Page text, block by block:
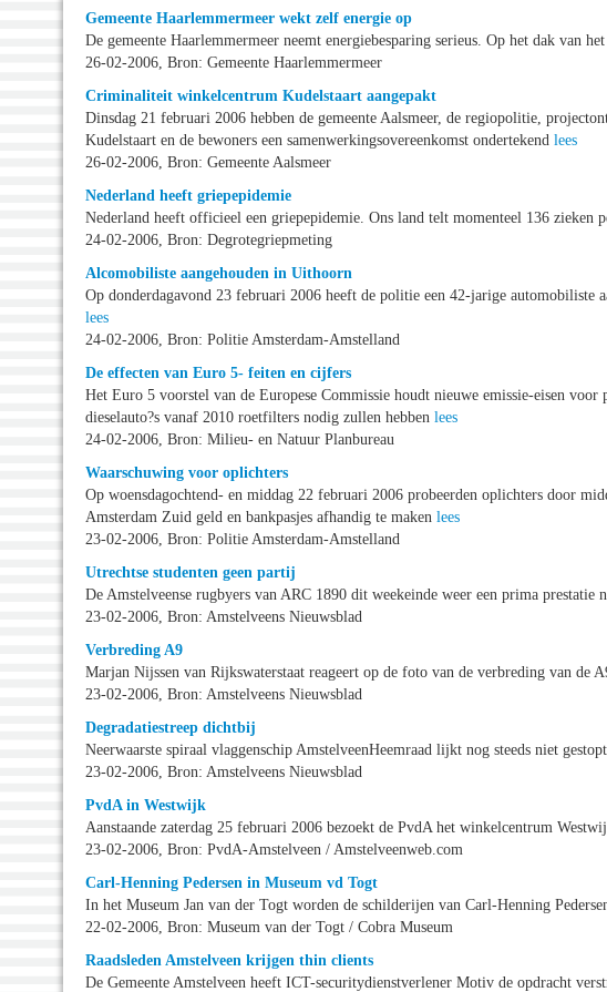
Gemeente Haarlemmermeer wekt zelf energie op
De gemeente Haarlemmermeer neemt energiebesparing serieus. Op het dak van
26-02-2006, Bron: Gemeente Haarlemmermeer
Criminaliteit winkelcentrum Kudelstaart aangepakt
Dinsdag 21 februari 2006 hebben de gemeente Aalsmeer, de regiopolitie,
Kudelstaart en de bewoners een samenwerkingsovereenkomst ondertekend lees
26-02-2006, Bron: Gemeente Aalsmeer
Nederland heeft griepepidemie
Nederland heeft officieel een griepepidemie. Ons land telt momenteel 136 zieken
24-02-2006, Bron: Degrotegriepmeting
Alcomobiliste aangehouden in Uithoorn
Op donderdagavond 23 februari 2006 heeft de politie een 42-jarige
lees
24-02-2006, Bron: Politie Amsterdam-Amstelland
De effecten van Euro 5- feiten en cijfers
Het Euro 5 voorstel van de Europese Commissie houdt nieuwe emissie-eisen voor
dieselauto?s vanaf 2010 roetfilters nodig zullen hebben lees
24-02-2006, Bron: Milieu- en Natuur Planbureau
Waarschuwing voor oplichters
Op woensdagochtend- en middag 22 februari 2006 probeerden oplichters door
Amsterdam Zuid geld en bankpasjes afhandig te maken lees
23-02-2006, Bron: Politie Amsterdam-Amstelland
Utrechtse studenten geen partij
De Amstelveense rugbyers van ARC 1890 dit weekeinde weer een prima prestatie
23-02-2006, Bron: Amstelveens Nieuwsblad
Verbreding A9
Marjan Nijssen van Rijkswaterstaat reageert op de foto van de verbreding van de
23-02-2006, Bron: Amstelveens Nieuwsblad
Degradatiestreep dichtbij
Neerwaarste spiraal vlaggenschip AmstelveenHeemraad lijkt nog steeds niet gestopt
23-02-2006, Bron: Amstelveens Nieuwsblad
PvdA in Westwijk
Aanstaande zaterdag 25 februari 2006 bezoekt de PvdA het winkelcentrum
23-02-2006, Bron: PvdA-Amstelveen / Amstelveenweb.com
Carl-Henning Pedersen in Museum vd Togt
In het Museum Jan van der Togt worden de schilderijen van Carl-Henning
22-02-2006, Bron: Museum van der Togt / Cobra Museum
Raadsleden Amstelveen krijgen thin clients
De Gemeente Amstelveen heeft ICT-securitydienstverlener Motiv de opdracht